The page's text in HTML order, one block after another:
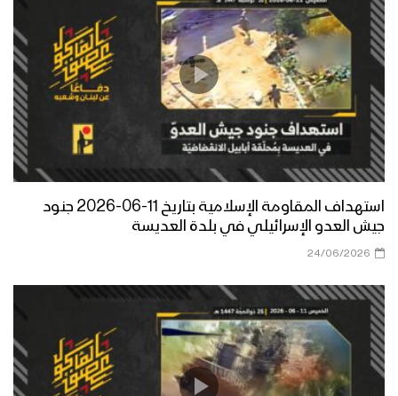
استهداف المقاومة الإسلامية بتاريخ 11-06-2026 جنود
جيش العدو الإسرائيلي في بلدة العديسة
24/06/2026